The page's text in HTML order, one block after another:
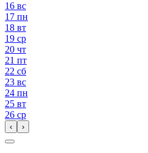
16 вс
17 пн
18 вт
19 ср
20 чт
21 пт
22 сб
23 вс
24 пн
25 вт
26 ср
‹ ›